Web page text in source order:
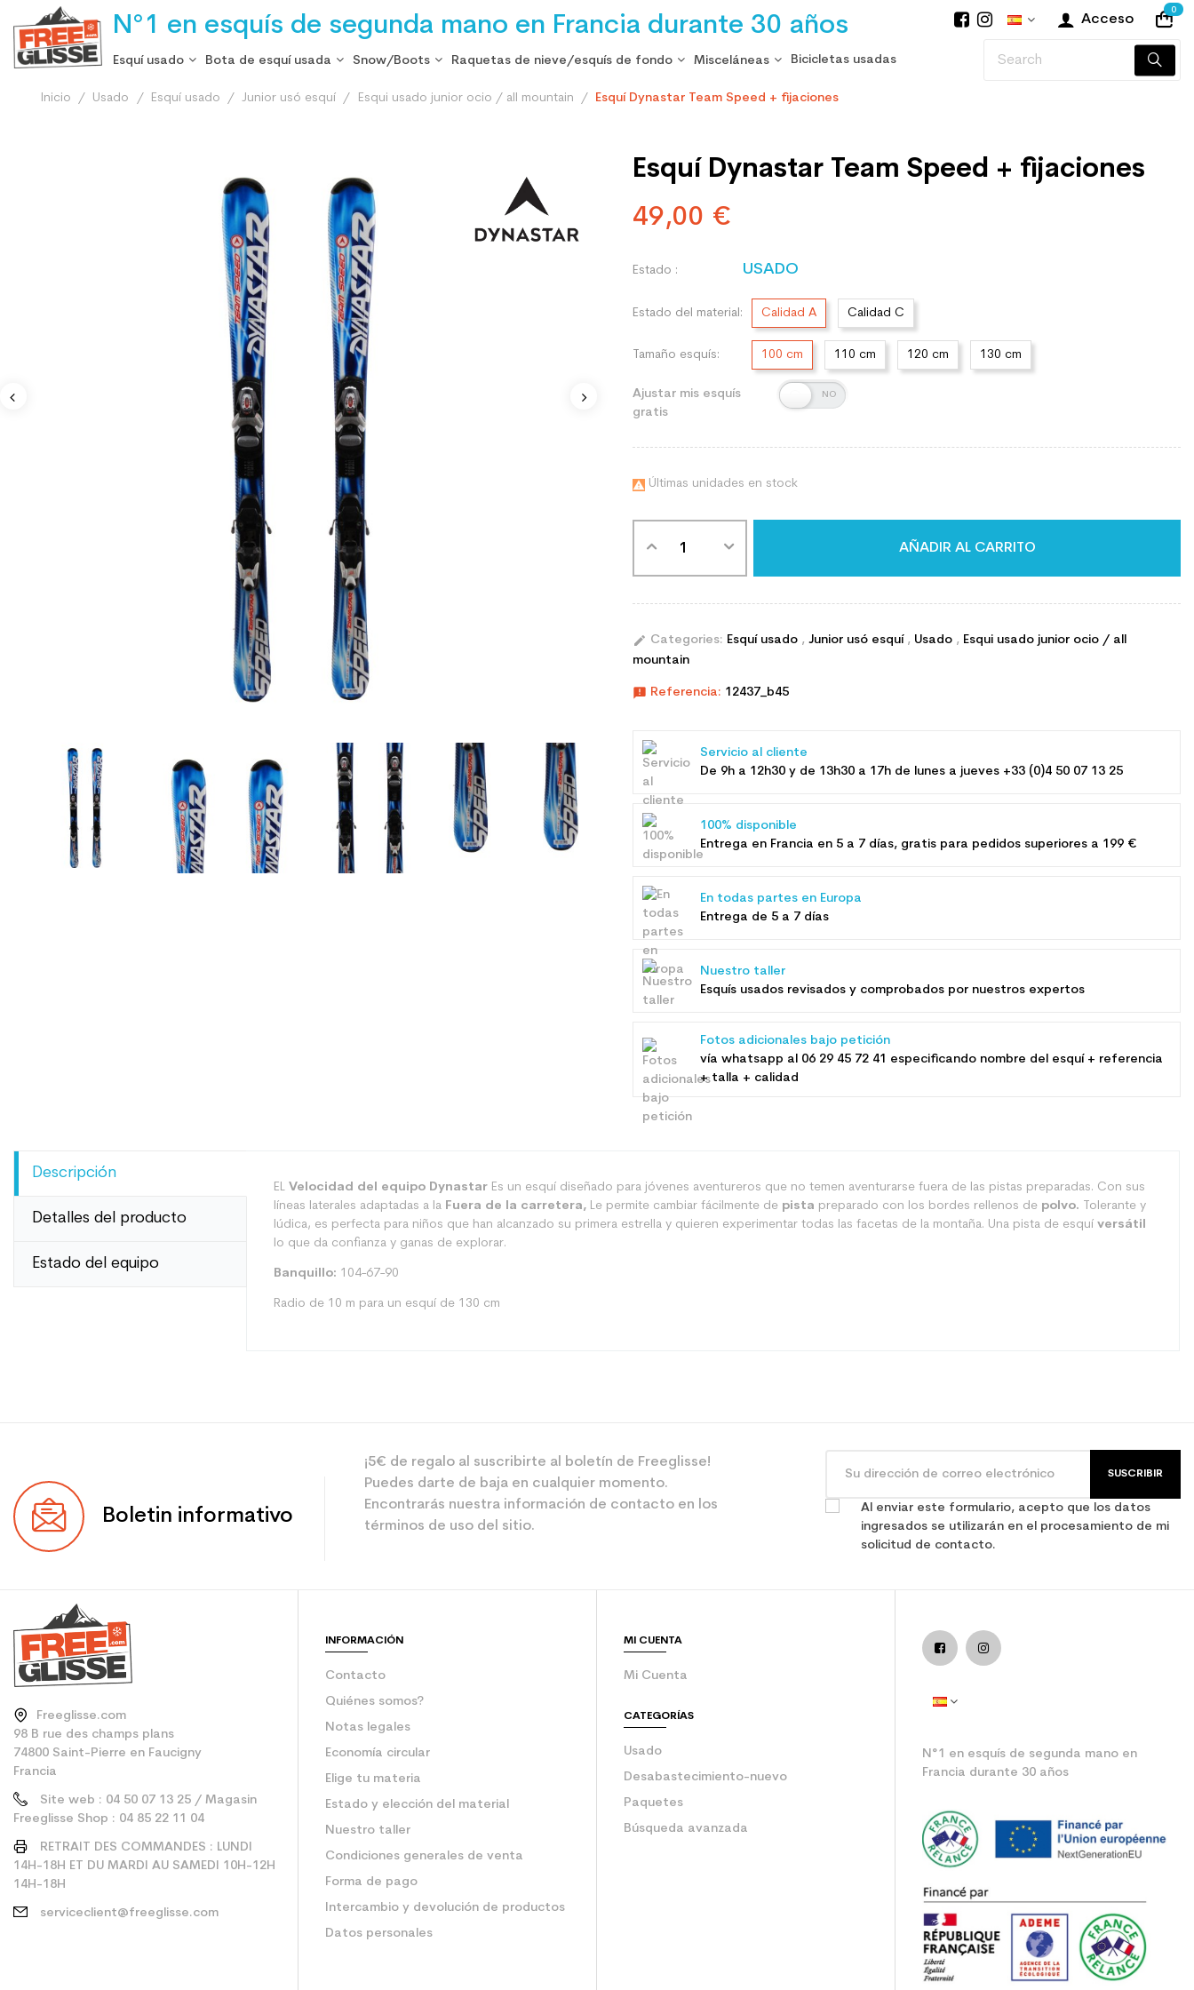
N°1 en esquís de segunda mano en Francia durante 30 años Acceso
0
Esquí usado Bota de esquí usada Snow/Boots Raquetas de nieve/esquís de fondo Misceláneas Bicicletas usadas
Inicio Usado Esquí usado Junior usó esquí Esqui usado junior ocio / all mountain Esquí Dynastar Team Speed + fijaciones
Esquí Dynastar Team Speed + fijaciones
49,00 €
Estado : USADO
Estado del material: Calidad A Calidad C
Tamaño esquís: 100 cm 110 cm 120 cm 130 cm
Ajustar mis esquís
gratis
 Últimas unidades en stock
AÑADIR AL CARRITO
edit Categories: Esquí usado , Junior usó esquí , Usado , Esqui usado junior ocio / all
mountain
announcement Referencia: 12437_b45
Servicio al cliente
De 9h a 12h30 y de 13h30 a 17h de lunes a jueves +33 (0)4 50 07 13 25
100% disponible
Entrega en Francia en 5 a 7 días, gratis para pedidos superiores a 199 €
En todas partes en Europa
Entrega de 5 a 7 días
Nuestro taller
Esquís usados ​​revisados ​​y comprobados por nuestros expertos
Fotos adicionales bajo petición
vía whatsapp al 06 29 45 72 41 especificando nombre del esquí + referencia
+ talla + calidad
Descripción
Detalles del producto
Estado del equipo
ELVelocidad del equipo DynastarEs un esquí diseñado para jóvenes aventureros que no temen aventurarse fuera de las pistas preparadas. Con sus
líneas laterales adaptadas a la Fuera de la carretera,Le permite cambiar fácilmente de pista preparado con los bordes rellenos de polvo. Tolerante y
lúdica, es perfecta para niños que han alcanzado su primera estrella y quieren experimentar todas las facetas de la montaña. Una pista de esquí versátil
lo que da confianza y ganas de explorar.
Banquillo: 104-67-90
Radio de 10 m para un esquí de 130 cm
Ocio deportivo
Boletin informativo
¡5€ de regalo al suscribirte al boletín de Freeglisse!
Puedes darte de baja en cualquier momento.
Encontrarás nuestra información de contacto en los
términos de uso del sitio.
SUSCRIBIR
Al enviar este formulario, acepto que los datos
ingresados se utilizarán en el procesamiento de mi
solicitud de contacto.
Freeglisse.com
98 B rue des champs plans
74800 Saint-Pierre en Faucigny
Francia
Site web : 04 50 07 13 25 / Magasin
Freeglisse Shop : 04 85 22 11 04
RETRAIT DES COMMANDES : LUNDI
14H-18H ET DU MARDI AU SAMEDI 10H-12H
14H-18H
serviceclient@freeglisse.com
INFORMACIÓN
Contacto
Quiénes somos?
Notas legales
Economía circular
Elige tu materia
Estado y elección del material
Nuestro taller
Condiciones generales de venta
Forma de pago
Intercambio y devolución de productos
Datos personales
MI CUENTA
Mi Cuenta
CATEGORÍAS
Usado
Desabastecimiento-nuevo
Paquetes
Búsqueda avanzada
N°1 en esquís de segunda mano en
Francia durante 30 años